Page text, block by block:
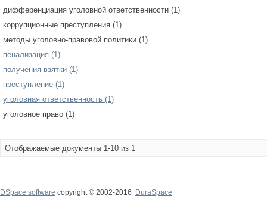
дифференциация уголовной ответственности (1)
коррупционные преступления (1)
методы уголовно-правовой политики (1)
пенализация (1)
получения взятки (1)
преступление (1)
уголовная ответственность (1)
уголовное право (1)
Отображаемые документы 1-10 из 1
DSpace software copyright © 2002-2016
DuraSpace